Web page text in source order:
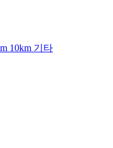
10km 기타